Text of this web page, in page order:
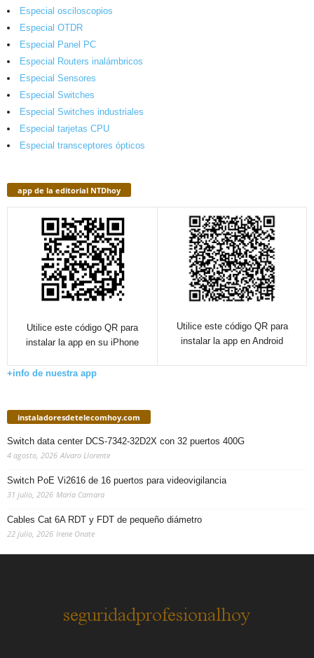
Especial osciloscopios
Especial OTDR
Especial Panel PC
Especial Routers inalámbricos
Especial Sensores
Especial Switches
Especial Switches industriales
Especial tarjetas CPU
Especial transceptores ópticos
app de la editorial NTDhoy
Utilice este código QR para
instalar la app en su iPhone
Utilice este código QR para
instalar la app en Android
+info de nuestra app
instaladoresdetelecomhoy.com
Switch data center DCS-7342-32D2X con 32 puertos 400G
4 agosto, 2026 Alvaro Llorente
Switch PoE Vi2616 de 16 puertos para videovigilancia
31 julio, 2026 Maria Camara
Cables Cat 6A RDT y FDT de pequeño diámetro
22 julio, 2026 Irene Onate